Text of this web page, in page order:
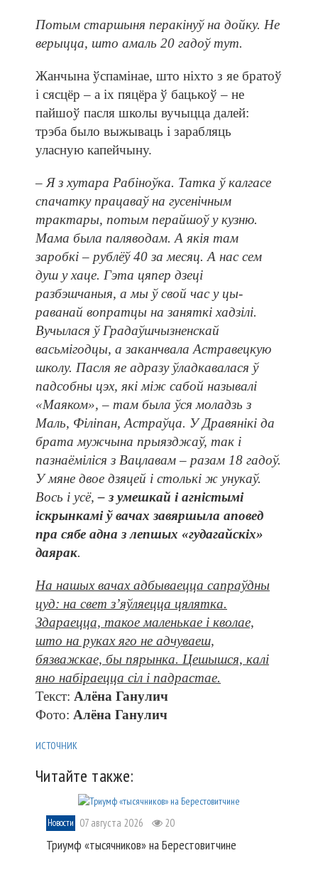
Потым старшыня перакінуў на дойку. Не
верыцца, што амаль 20 гадоў тут.
Жанчына ўспамінае, што ніхто з яе братоў
і сясцёр – а іх пяцёра ў бацькоў – не
пайшоў пасля школы вучыцца далей:
трэба было выжываць і зарабляць
уласную капейчыну.
– Я з хутара Рабіноўка. Татка ў калгасе
спачатку працаваў на гусенічным
трактары, потым перайшоў у кузню.
Мама была паляводам. А якія там
заробкі – рублёў 40 за месяц. А нас сем
душ у хаце. Гэта цяпер дзеці
разбэшчаныя, а мы ў свой час у цы­
раванай вопратцы на заняткі хадзілі.
Вучылася ў Градаўшчызненскай
васьмігодцы, а заканчвала Астравецкую
школу. Пасля яе адразу ўладкавалася ў
падсобны цэх, які між сабой называлі
«Маяком», – там была ўся моладзь з
Маль, Філіпан, Астраўца. У Дравянікі да
брата мужчына прыязджаў, так і
пазнаёміліся з Вацлавам – разам 18 гадоў.
У мяне двое дзяцей і столькі ж унукаў.
Вось і усё,– з умешкай і агністымі
іскрынкамі ў вачах завяршыла аповед
пра сябе адна з лепшых «гудагайскіх»
даярак.
На нашых вачах адбываецца сапраўдны
цуд: на свет з’яўляецца цялятка.
Здараецца, такое маленькае і кволае,
што на руках яго не адчуваеш,
бязважкае, бы пярынка. Цешышся, калі
яно набіраецца сіл і падрастае.
Текст: Алёна Ганулич
Фото: Алёна Ганулич
ИСТОЧНИК
Читайте также:
Новости 07 августа 2026 20
Триумф «тысячников» на Берестовитчине